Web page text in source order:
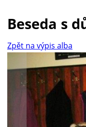
Beseda s
Zpět na výpis alba